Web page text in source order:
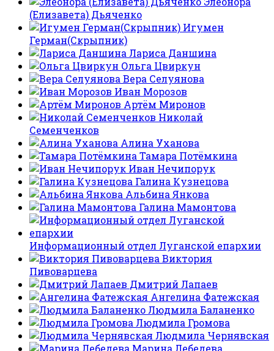
(Елизавета) Дьяченко
Игумен
Герман(Скрыпник)
Лариса Даншина
Ольга Цвиркун
Вера Селуянова
Иван Морозов
Артём Миронов
Николай
Семенченков
Алина Уханова
Тамара Потёмкина
Иван Нечипорук
Галина Кузнецова
Альбина Янкова
Галина Мамонтова
Информационный отдел Луганской епархии
Виктория
Пивоварцева
Дмитрий Лапаев
Ангелина Фатежская
Людмила Баланенко
Людмила Громова
Людмила Чернявская
Марина Лебедева